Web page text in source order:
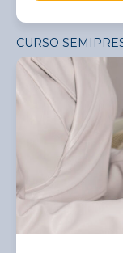
CURSO